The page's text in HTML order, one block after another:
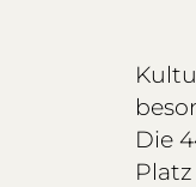
Die